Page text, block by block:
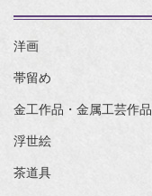
洋画
帯留め
金工作品・金属工芸作品
浮世絵
茶道具